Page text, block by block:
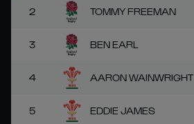
2 TOMMY FREEMAN
3 BEN EARL
4 AARON WAINWRIGHT
5 EDDIE JAMES